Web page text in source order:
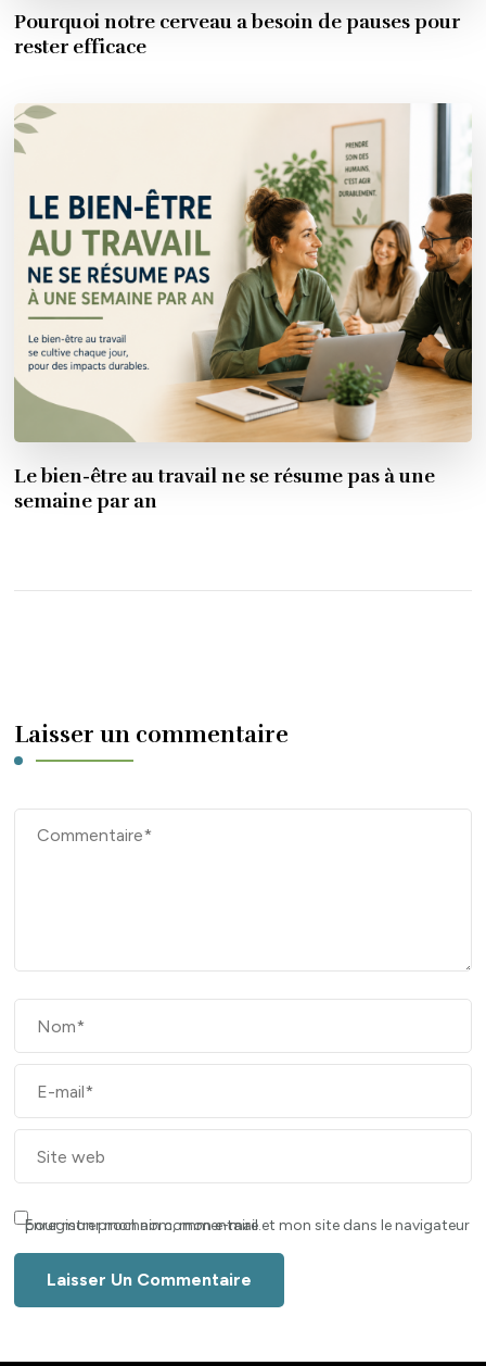
Pourquoi notre cerveau a besoin de pauses pour
rester efficace
Le bien-être au travail ne se résume pas à une
semaine par an
Laisser un commentaire
Enregistrer mon nom, mon e-mail et mon site dans le navigateur pour mon prochain commentaire.